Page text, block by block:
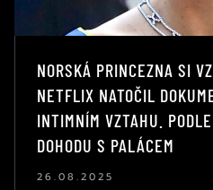
NORSKÁ PRINCEZNA SI
NETFLIX NATOČIL
INTIMNÍM VZTAHU.
DOHODU S PALÁCEM
26.08.2025